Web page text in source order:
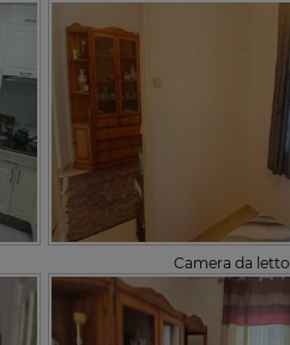
Camera da letto